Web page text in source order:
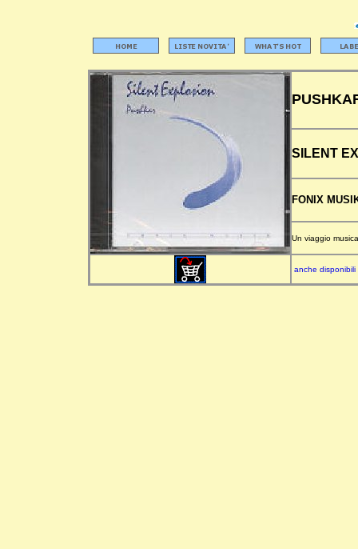
SILENT
FONIX
Un viaggio
anche disponibili